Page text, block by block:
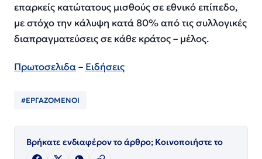
επαρκείς κατώτατους μισθούς σε εθνικό επίπεδο,
με στόχο την κάλυψη κατά 80% από τις συλλογικές
διαπραγματεύσεις σε κάθε κράτος – μέλος.
Πρωτοσελιδα– Ειδήσεις
#ΕΡΓΑΖΟΜΕΝΟΙ
Βρήκατε ενδιαφέρον το άρθρο; Κοινοποιήστε το